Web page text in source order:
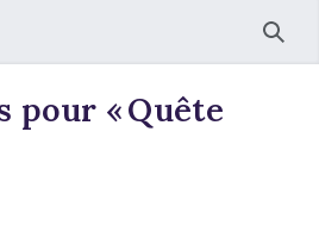
pour « Quête